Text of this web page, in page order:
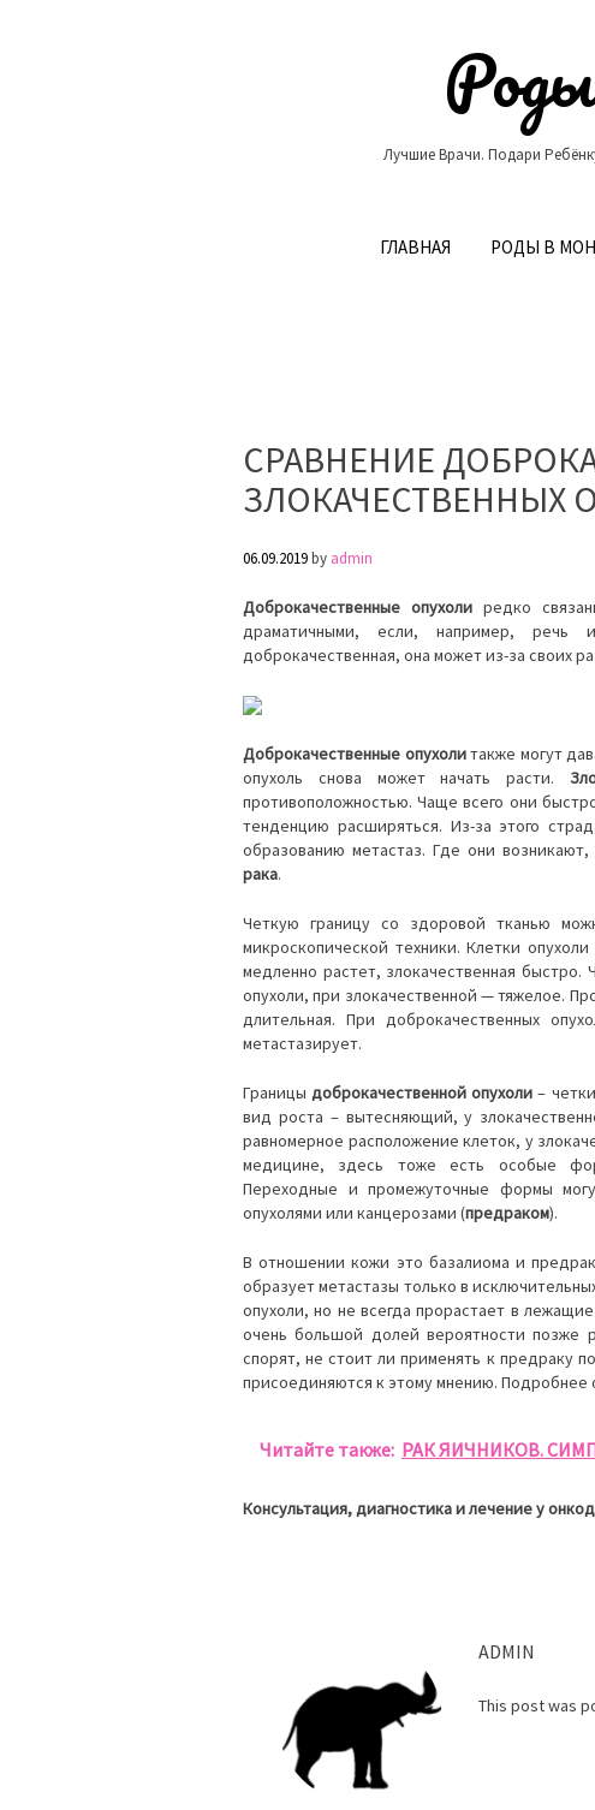
Лучшие Врачи. Подари
ГЛАВНАЯ РОДЫ В
СРАВНЕНИЕ
ЗЛОКАЧЕСТВЕННЫХ
06.09.2019by admin
Доброкачественные опухоли редко
драматичными, если, например,
доброкачественная, она может из-за своих
Доброкачественные опухолитакже могут
опухоль снова может начать расти.
противоположностью. Чаще всего они
тенденцию расширяться. Из-за этого
образованию метастаз. Где они
рака.
Четкую границу со здоровой тканью
микроскопической техники. Клетки
медленно растет, злокачественная
опухоли, при злокачественной — тяжелое.
длительная. При доброкачественных
метастазирует.
Границы доброкачественной опухоли –
вид роста – вытесняющий, у
равномерное расположение клеток, у
медицине, здесь тоже есть особые
Переходные и промежуточные формы
опухолями или канцерозами (предраком).
В отношении кожи это базалиома и
образует метастазы только в
опухоли, но не всегда прорастает в
очень большой долей вероятности позже
спорят, не стоит ли применять к предраку
присоединяются к этому мнению. Подробнее
Читайте также: РАК ЯИЧНИКОВ.
Консультация, диагностика и лечение у
ADMIN
This post was